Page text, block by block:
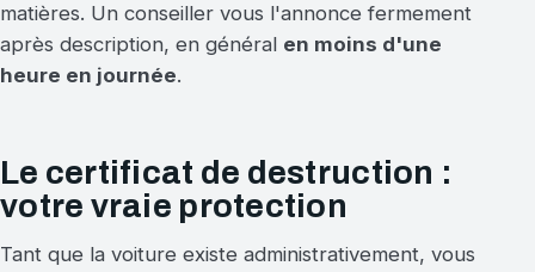
matières. Un conseiller vous l'annonce fermement
après description, en général en moins d'une
heure en journée.
Le certificat de destruction :
votre vraie protection
Tant que la voiture existe administrativement, vous